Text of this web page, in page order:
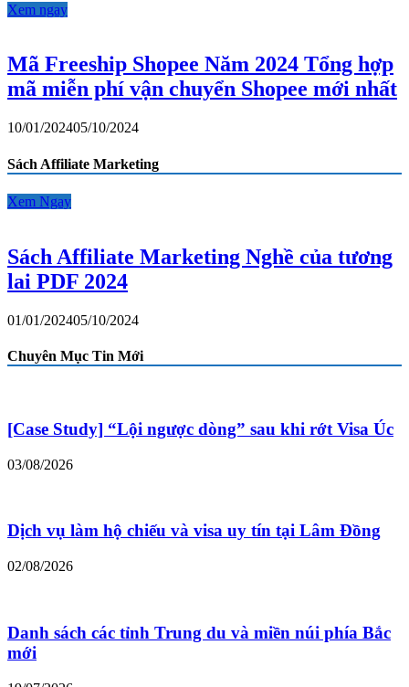
Xem ngay
Mã Freeship Shopee Năm 2024 Tổng hợp
mã miễn phí vận chuyển Shopee mới nhất
10/01/202405/10/2024
Sách Affiliate Marketing
Xem Ngay
Sách Affiliate Marketing Nghề của tương
lai PDF 2024
01/01/202405/10/2024
Chuyên Mục Tin Mới
[Case Study] “Lội ngược dòng” sau khi rớt Visa Úc
03/08/2026
Dịch vụ làm hộ chiếu và visa uy tín tại Lâm Đồng
02/08/2026
Danh sách các tỉnh Trung du và miền núi phía Bắc
mới